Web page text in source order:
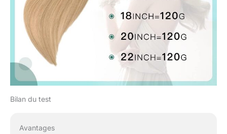
Bilan du test
Avantages